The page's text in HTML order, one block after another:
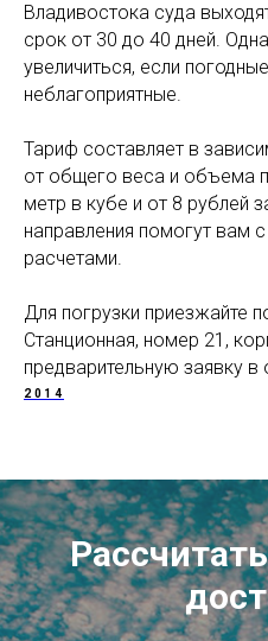
Владивостока суда
срок от 30 до 40 дней.
увеличиться, если
неблагоприятные.
Тариф составляет в
от общего веса и объема
метр в кубе и от 8 рублей
направления помогут вам
расчетами.
Для погрузки приезжайте
Станционная, номер 21,
предварительную заявку в
2014